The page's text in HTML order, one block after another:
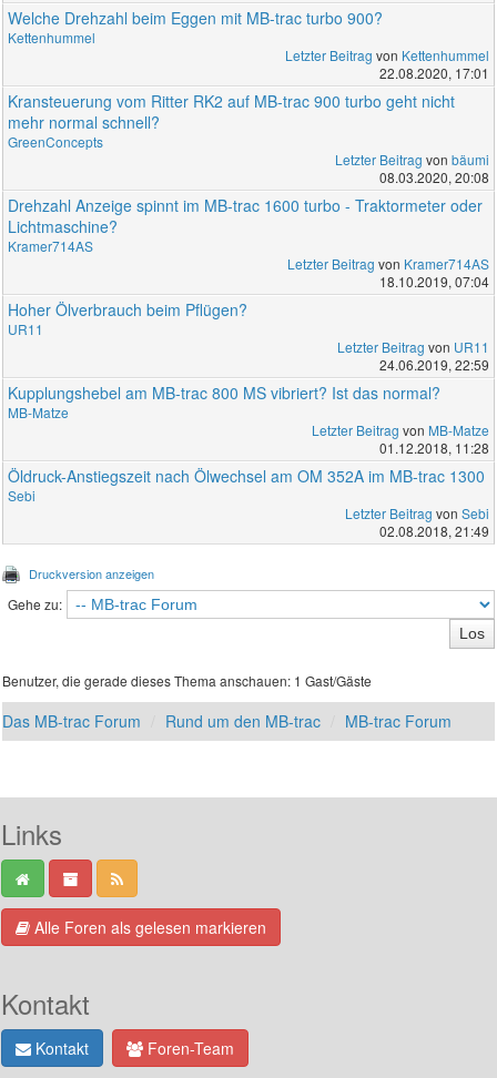
Welche Drehzahl beim Eggen mit MB-trac turbo 900?
Kettenhummel
Letzter Beitrag von Kettenhummel
22.08.2020, 17:01
Kransteuerung vom Ritter RK2 auf MB-trac 900 turbo geht nicht
mehr normal schnell?
GreenConcepts
Letzter Beitrag von bäumi
08.03.2020, 20:08
Drehzahl Anzeige spinnt im MB-trac 1600 turbo - Traktormeter oder
Lichtmaschine?
Kramer714AS
Letzter Beitrag von Kramer714AS
18.10.2019, 07:04
Hoher Ölverbrauch beim Pflügen?
UR11
Letzter Beitrag von UR11
24.06.2019, 22:59
Kupplungshebel am MB-trac 800 MS vibriert? Ist das normal?
MB-Matze
Letzter Beitrag von MB-Matze
01.12.2018, 11:28
Öldruck-Anstiegszeit nach Ölwechsel am OM 352A im MB-trac 1300
Sebi
Letzter Beitrag von Sebi
02.08.2018, 21:49
Druckversion anzeigen
Gehe zu:
Benutzer, die gerade dieses Thema anschauen: 1 Gast/Gäste
Das MB-trac Forum Rund um den MB-trac MB-trac Forum
Links
Alle Foren als gelesen markieren
Kontakt
Kontakt Foren-Team